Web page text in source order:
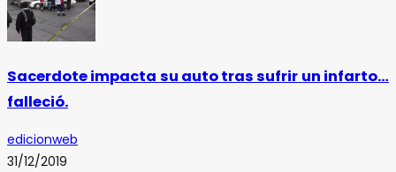
Sacerdote impacta su auto tras sufrir un infarto…
falleció.
edicionweb
31/12/2019